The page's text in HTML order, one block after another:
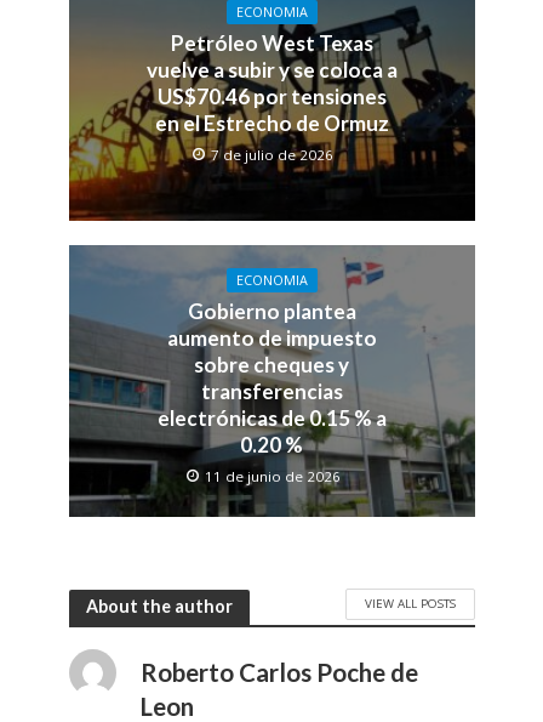
ECONOMIA
Petróleo West Texas
vuelve a subir y se coloca a
US$70.46 por tensiones
en el Estrecho de Ormuz
7 de julio de 2026
ECONOMIA
Gobierno plantea
aumento de impuesto
sobre cheques y
transferencias
electrónicas de 0.15 % a
0.20 %
11 de junio de 2026
About the author VIEW ALL POSTS
Roberto Carlos Poche de
Leon